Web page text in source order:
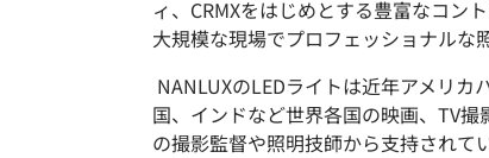
ィ、CRMXをはじめとする豊富なコン
大規模な現場でプロフェッショナルな
NANLUXのLEDライトは近年アメリカ
国、インドなど世界各国の映画、TV
の撮影監督や照明技師から支持されてい